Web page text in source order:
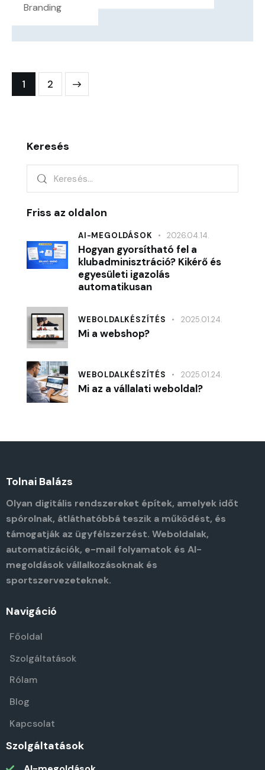
Branding
1 2
Keresés
Friss az oldalon
AI-MEGOLDÁSOK 2026.04.14.
Hogyan gyorsítható fel a
klubadminisztráció? Kikérő és
egyesületi igazolás
automatikusan
WEBOLDALKÉSZÍTÉS 2025.01.24.
Mi a webshop?
WEBOLDALKÉSZÍTÉS 2025.01.24.
Mi az a vállalati weboldal?
Tolnai Balázs
Olyan digitális rendszereket építek, amelyek időt
spórolnak, átláthatóbbá teszik a működést, és
támogatják az ügyfélszerzést. Weboldalak,
automatizációk, e-mail folyamatok és AI-
megoldások vállalkozásoknak és
sportszervezeteknek.
Navigáció
Főoldal
Szolgáltatások
Rólam
Blog
Kapcsolat
Szolgáltatások